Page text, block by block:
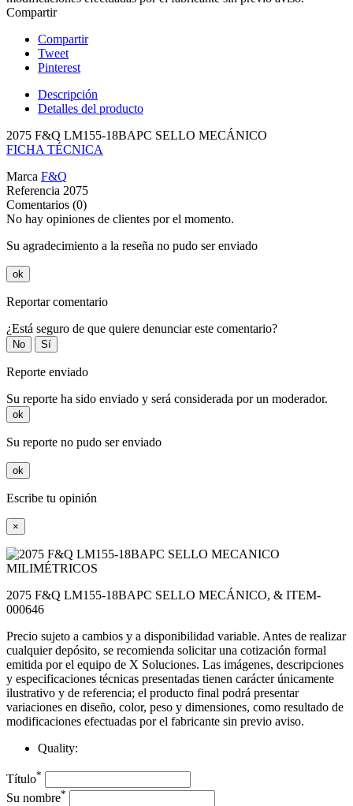
Compartir
Compartir
Tweet
Pinterest
Descripción
Detalles del producto
2075 F&Q LM155-18BAPC SELLO MECÁNICO
FICHA TÉCNICA
Marca F&Q
Referencia 2075
Comentarios (0)
No hay opiniones de clientes por el momento.
Su agradecimiento a la reseña no pudo ser enviado
ok
Reportar comentario
¿Está seguro de que quiere denunciar este comentario?
No Sí
Reporte enviado
Su reporte ha sido enviado y será considerada por un moderador.
ok
Su reporte no pudo ser enviado
ok
Escribe tu opinión
×
2075 F&Q LM155-18BAPC SELLO MECÁNICO, & ITEM-
000646
Precio sujeto a cambios y a disponibilidad variable. Antes de realizar
cualquier depósito, se recomienda solicitar una cotización formal
emitida por el equipo de X Soluciones. Las imágenes, descripciones
y especificaciones técnicas presentadas tienen carácter únicamente
ilustrativo y de referencia; el producto final podrá presentar
variaciones en diseño, color, peso y dimensiones, como resultado de
modificaciones efectuadas por el fabricante sin previo aviso.
Quality:
Título*
Su nombre*